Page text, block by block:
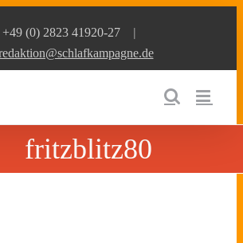
+49 (0) 2823 41920-27
|
fritzblitz80